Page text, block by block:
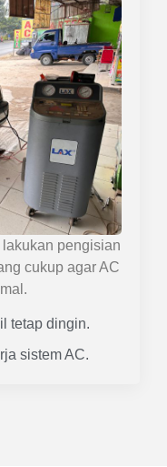
pengisian
cukup agar AC
tetap dingin.
sistem AC.